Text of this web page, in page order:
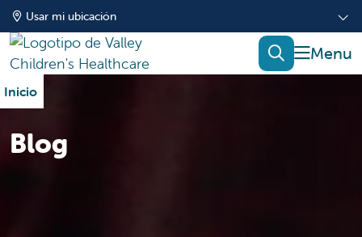
Usar mi ubicación
mostrar
buscar
Inicio
Blog